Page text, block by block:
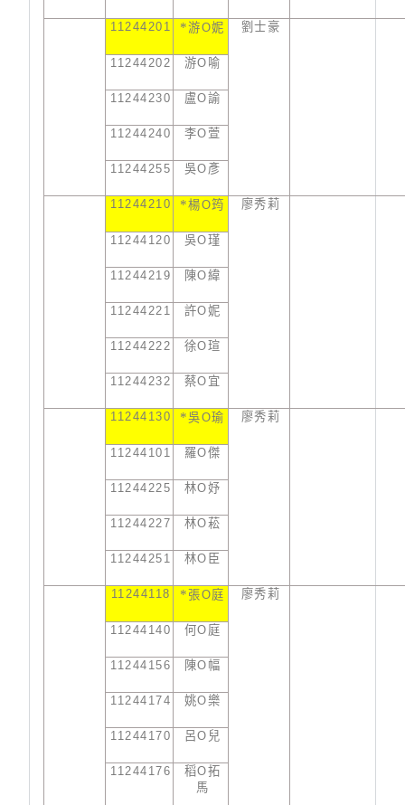
11244201 *游O妮 劉士豪
11244202 游O 喻
11244230 盧O諭
11244240 李O萱
11244255 吳O 彥
11244210 *楊O筠 廖秀莉
11244120 吳O瑾
11244219 陳O緯
11244221 許O妮
11244222 徐O瑄
11244232 蔡O 宜
11244130 *吳O瑜 廖秀莉
11244101 羅O傑
11244225 林O妤
11244227 林O菘
11244251 林O 臣
11244118 * 張O庭 廖秀莉
11244140 何O 庭
11244156 陳O 幅
11244174 姚O樂
11244170 呂O 兒
11244176 稻O拓
馬